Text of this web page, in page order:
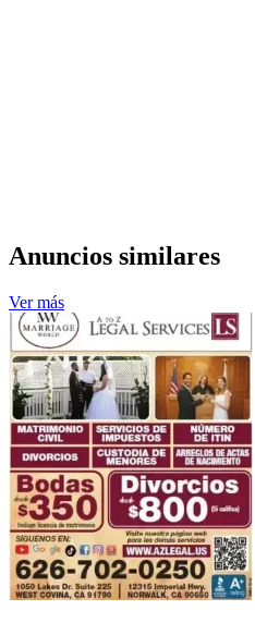
Anuncios similares
Ver más